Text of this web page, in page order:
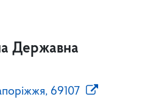
Державна
69107